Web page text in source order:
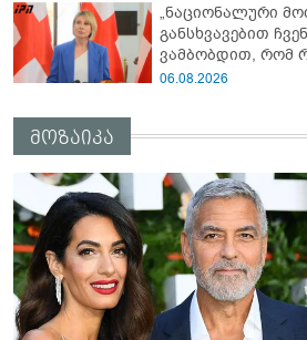
„ნაციონალური
განსხვავებით
ვამბობდით, რომ
ნინო წილოსანი
06.08.2026
მოზაიკა